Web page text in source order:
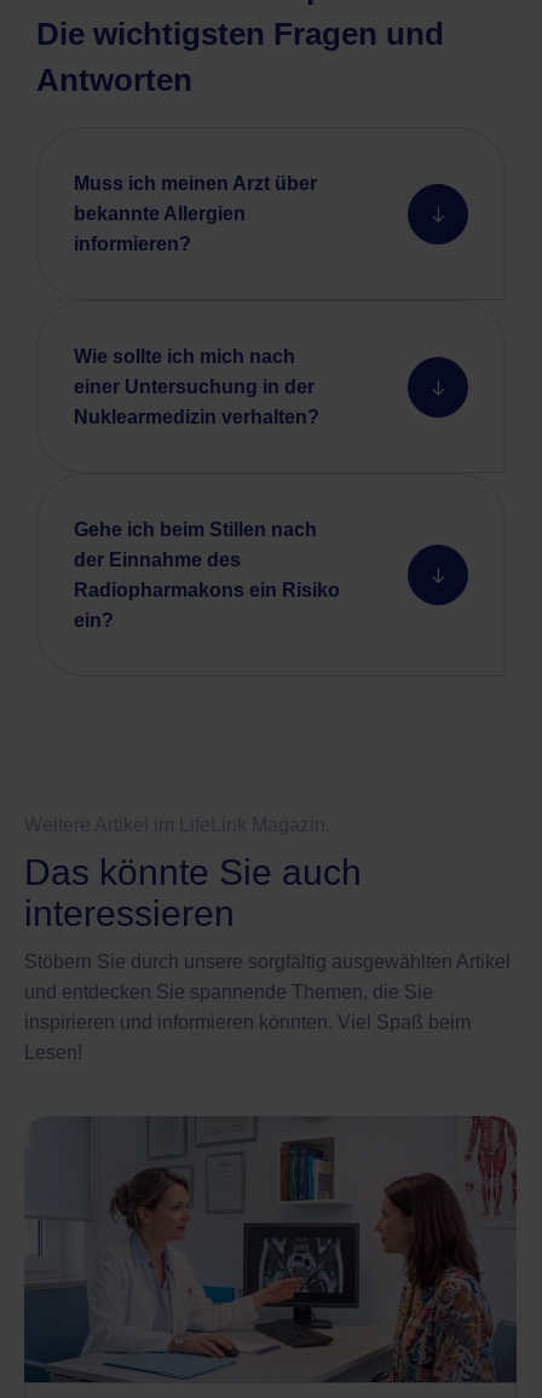
Die wichtigsten Fragen und
Antworten
Muss ich meinen Arzt über
bekannte Allergien
informieren?
Wie sollte ich mich nach
einer Untersuchung in der
Nuklearmedizin verhalten?
Gehe ich beim Stillen nach
der Einnahme des
Radiopharmakons ein Risiko
ein?
Das könnte Sie auch
interessieren
Stöbern Sie durch unsere sorgfältig ausgewählten Artikel
und entdecken Sie spannende Themen, die Sie
inspirieren und informieren könnten. Viel Spaß beim
Lesen!